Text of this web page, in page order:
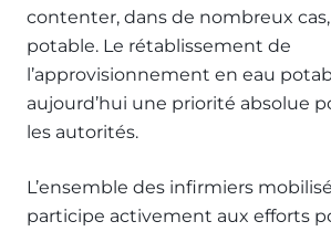
contenter, dans de nombreux cas,
potable. Le rétablissement de
l’approvisionnement en eau
aujourd’hui une priorité absolue
les autorités.
L’ensemble des infirmiers
participe activement aux efforts